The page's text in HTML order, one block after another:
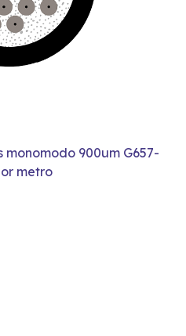
900um G657-
metro